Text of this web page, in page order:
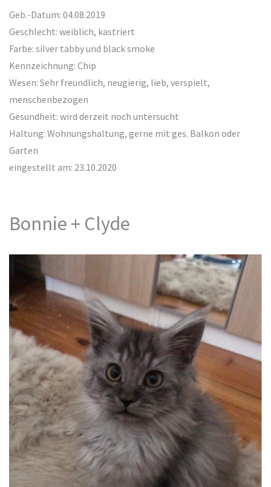
Geb.-Datum: 04.08.2019
Geschlecht: weiblich, kastriert
Farbe: silver tabby und black smoke
Kennzeichnung: Chip
Wesen: Sehr freundlich, neugierig, lieb, verspielt,
menschenbezogen
Gesundheit: wird derzeit noch untersucht
Haltung: Wohnungshaltung, gerne mit ges. Balkon oder
Garten
eingestellt am: 23.10.2020
Bonnie + Clyde